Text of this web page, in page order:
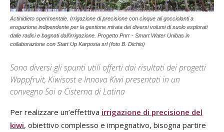
Actinidieto sperimentale. Irrigazione di precisione con cinque ali gocciolanti a
erogazione indipendente per la gestione mirata dei diversi volumi di suolo esplorati
dalle radici e bagnati dall’irrigazione. Progetto Pnrr - Smart Water Unibas in
collaborazione con Start Up Karposia srl (foto B. Dichio)
Sono diversi gli spunti utili offerti dai risultati dei progetti
Wappfruit, Kiwisost e Innova Kiwi presentati in un
convegno Soi a Cisterna di Latina
Per realizzare un’effettiva irrigazione di precisione del
kiwi, obiettivo complesso e impegnativo, bisogna partire